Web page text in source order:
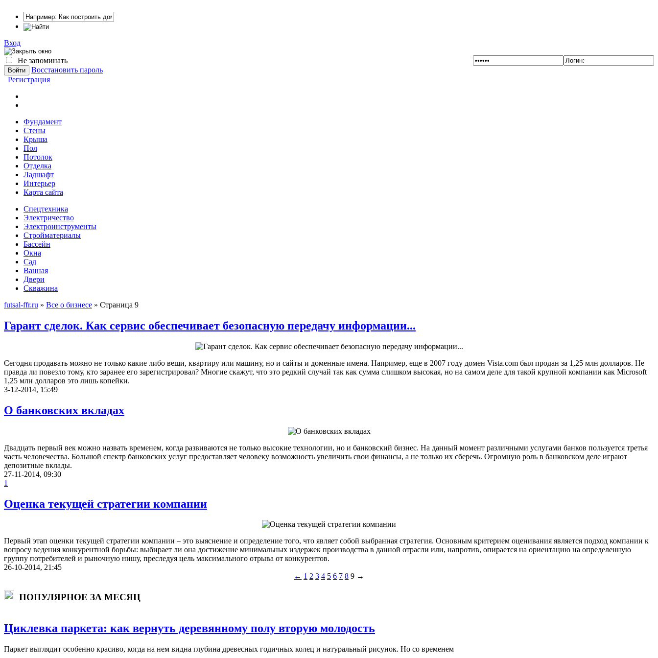
Вход
Не запоминать
Восстановить пароль
Регистрация
Фундамент
Стены
Крыша
Пол
Потолок
Отделка
Ладшафт
Интерьер
Карта сайта
Спецтехника
Электричество
Электроинструменты
Стройматериалы
Бассейн
Окна
Сад
Ванная
Двери
Скважина
futsal-ffr.ru » Все о бизнесе » Страница 9
Гарант сделок. Как сервис обеспечивает безопасную передачу информации...
Сегодня продавать можно не только какие либо вещи, квартиру или машину, но и сайты и доменные имена. Например, еще в 2007 году домен Vista.com был продан за 1,25 млн долларов. Не
правда ли повезло тому, кто заранее его зарегистрировал? Многие скажут, что это редкий случай так как сумма слишком высокая, но на самом деле для такой крупной компании как Microsoft
1,25 млн долларов это лишь копейки.
3-12-2014, 15:49
О банковских вкладах
Двадцать первый век можно назвать временем, когда развиваются не только высокие технологии, но и банковский бизнес. На данный момент различными услугами банков пользуется третья
часть человечества. Большой спектр банковских услуг предоставляет человеку возможность увеличить свои финансы, а не только их сберечь. Огромную роль в банковском деле играют
депозитные вклады.
27-11-2014, 09:30
1
Оценка текущей стратегии компании
Первый этап оценки текущей стратегии компании – это выяснение и определение того, что являет собой выбранная стратегия. Основным критерием оценивания является подход компании к
вопросу ведения конкурентной борьбы: выбирает ли она достижение минимальных издержек производства в данной отрасли или, напротив, опирается на ориентацию на определенную
группу потребителей и рыночную нишу, преследуя цель максимального отрыва от конкурентов.
26-10-2014, 21:45
← 1 2 3 4 5 6 7 8 9 →
ПОПУЛЯРНОЕ ЗА МЕСЯЦ
Циклевка паркета: как вернуть деревянному полу вторую молодость
Паркет выглядит особенно красиво, когда на нем видна глубина древесных годичных колец и натуральный рисунок. Но со временем